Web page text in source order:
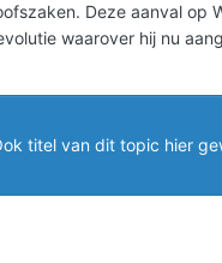
Deze aanval op
waarover hij nu
titel van dit topic hier